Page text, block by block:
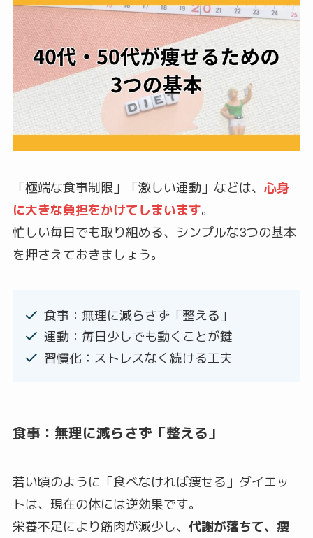
「極端な食事制限」「激しい運動」などは、 心身
に大きな負担をかけてしまいます。
忙しい毎日でも取り組める、シンプルな3つの基本
を押さえておきましょう。
食事：無理に減らさず「整える」
運動：毎日少しでも動くことが鍵
習慣化：ストレスなく続ける工夫
食事：無理に減らさず「整える」
若い頃のように「食べなければ痩せる」ダイエッ
トは、現在の体には逆効果です。
栄養不足により筋肉が減少し、 代謝が落ちて、痩